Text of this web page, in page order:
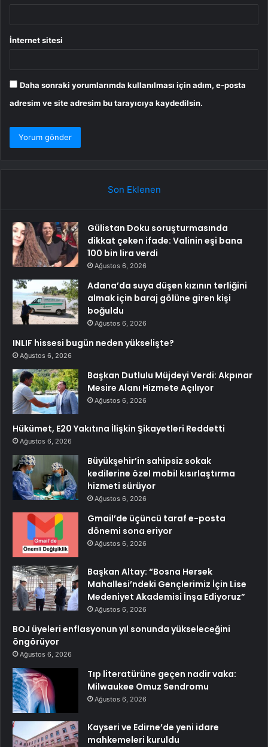
İnternet sitesi
Daha sonraki yorumlarımda kullanılması için adım, e-posta
adresim ve site adresim bu tarayıcıya kaydedilsin.
Son Eklenen
Gülistan Doku soruşturmasında
dikkat çeken ifade: Valinin eşi bana
100 bin lira verdi
Ağustos 6, 2026
Adana’da suya düşen kızının terliğini
almak için baraj gölüne giren kişi
boğuldu
Ağustos 6, 2026
INLIF hissesi bugün neden yükselişte?
Ağustos 6, 2026
Başkan Dutlulu Müjdeyi Verdi: Akpınar
Mesire Alanı Hizmete Açılıyor
Ağustos 6, 2026
Hükümet, E20 Yakıtına İlişkin Şikayetleri Reddetti
Ağustos 6, 2026
Büyükşehir’in sahipsiz sokak
kedilerine özel mobil kısırlaştırma
hizmeti sürüyor
Ağustos 6, 2026
Gmail’de üçüncü taraf e-posta
dönemi sona eriyor
Ağustos 6, 2026
Başkan Altay: “Bosna Hersek
Mahallesi’ndeki Gençlerimiz İçin Lise
Medeniyet Akademisi İnşa Ediyoruz”
Ağustos 6, 2026
BOJ üyeleri enflasyonun yıl sonunda yükseleceğini
öngörüyor
Ağustos 6, 2026
Tıp literatürüne geçen nadir vaka:
Milwaukee Omuz Sendromu
Ağustos 6, 2026
Kayseri ve Edirne’de yeni idare
mahkemeleri kuruldu